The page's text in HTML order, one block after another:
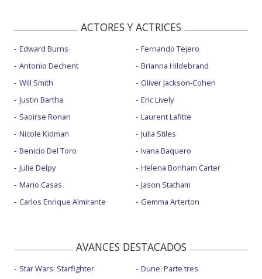
ACTORES Y ACTRICES
Edward Burns
Antonio Dechent
Will Smith
Justin Bartha
Saoirse Ronan
Nicole Kidman
Benicio Del Toro
Julie Delpy
Mario Casas
Carlos Enrique Almirante
Fernando Tejero
Brianna Hildebrand
Oliver Jackson-Cohen
Eric Lively
Laurent Lafitte
Julia Stiles
Ivana Baquero
Helena Bonham Carter
Jason Statham
Gemma Arterton
AVANCES DESTACADOS
Star Wars: Starfighter
Dune: Parte tres